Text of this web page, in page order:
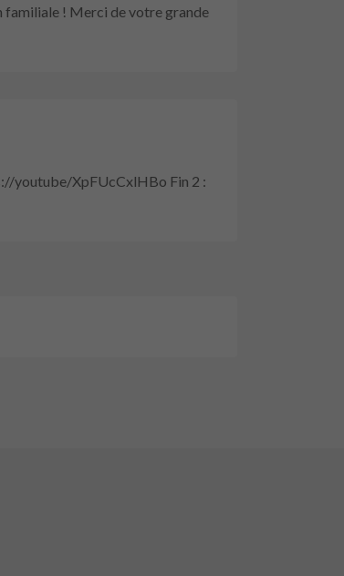
familiale ! Merci de votre grande
youtube/XpFUcCxlHBo Fin 2 :